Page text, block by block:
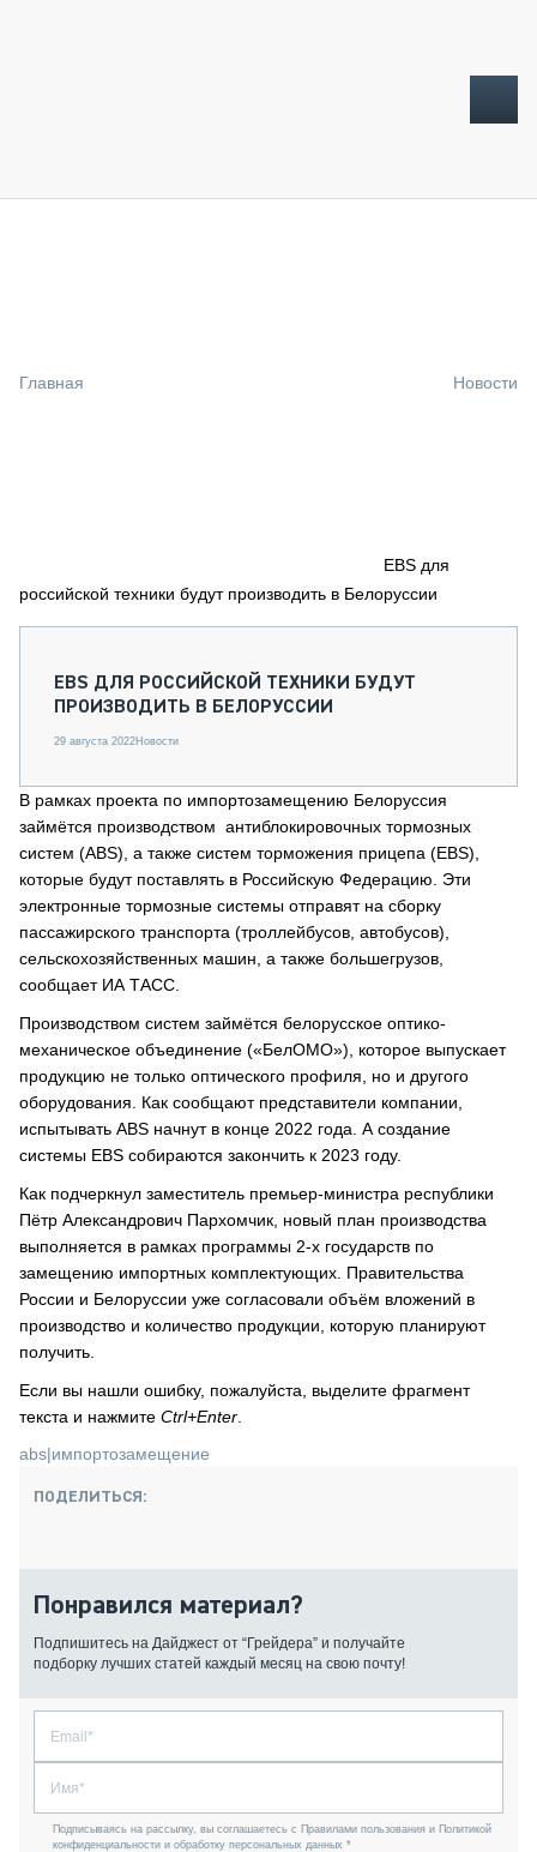
СПЕЦПРОЕКТЫ
О ПРОЕКТЕ
Главная Новости
EBS для
российской техники будут производить в Белоруссии
EBS ДЛЯ РОССИЙСКОЙ ТЕХНИКИ БУДУТ
ПРОИЗВОДИТЬ В БЕЛОРУССИИ
29 августа 2022Новости
В рамках проекта по импортозамещению Белоруссия
займётся производством антиблокировочных тормозных
систем (ABS), а также систем торможения прицепа (EBS),
которые будут поставлять в Российскую Федерацию. Эти
электронные тормозные системы отправят на сборку
пассажирского транспорта (троллейбусов, автобусов),
сельскохозяйственных машин, а также большегрузов,
сообщает ИА ТАСС.
Производством систем займётся белорусское оптико-
механическое объединение («БелОМО»), которое выпускает
продукцию не только оптического профиля, но и другого
оборудования. Как сообщают представители компании,
испытывать ABS начнут в конце 2022 года. А создание
системы EBS собираются закончить к 2023 году.
Как подчеркнул заместитель премьер-министра республики
Пётр Александрович Пархомчик, новый план производства
выполняется в рамках программы 2-х государств по
замещению импортных комплектующих. Правительства
России и Белоруссии уже согласовали объём вложений в
производство и количество продукции, которую планируют
получить.
Если вы нашли ошибку, пожалуйста, выделите фрагмент
текста и нажмите Ctrl+Enter
abs|импортозамещение
ПОДЕЛИТЬСЯ:
Понравился материал?
Подпишитесь на Дайджест от “Грейдера” и получайте
подборку лучших статей каждый месяц на свою почту!
Подписываясь на рассылку, вы соглашаетесь с Правилами пользования и Политикой
конфиденциальности и обработку персональных данных *